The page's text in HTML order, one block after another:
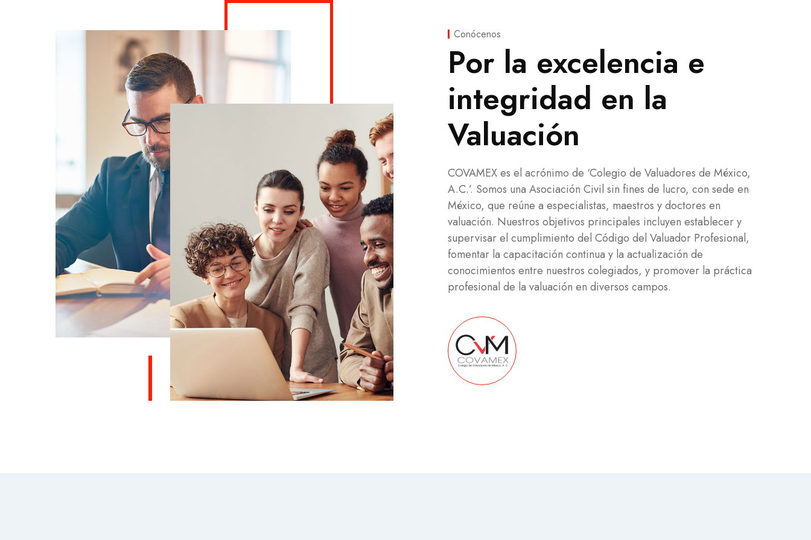
Conócenos
Por la excelencia e
integridad en la
Valuación
COVAMEX es el acrónimo de ‘Colegio de Valuadores de México,
A.C.’. Somos una Asociación Civil sin fines de lucro, con sede en
México, que reúne a especialistas, maestros y doctores en
valuación. Nuestros objetivos principales incluyen establecer y
supervisar el cumplimiento del Código del Valuador Profesional,
fomentar la capacitación continua y la actualización de
conocimientos entre nuestros colegiados, y promover la práctica
profesional de la valuación en diversos campos.